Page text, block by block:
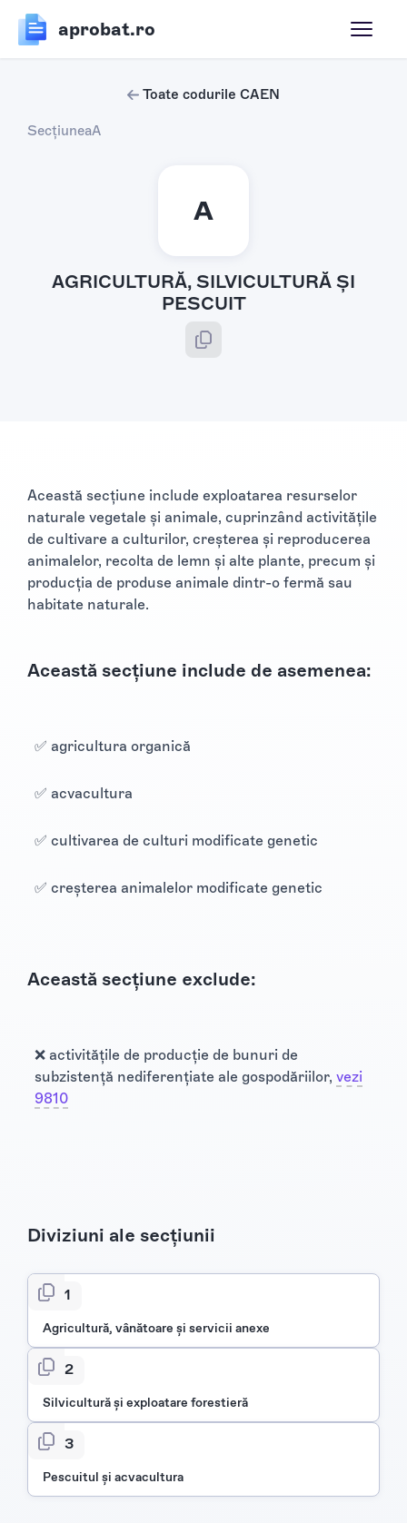
aprobat.ro
Toate codurile CAEN
SecțiuneaA
A
AGRICULTURĂ, SILVICULTURĂ ŞI
PESCUIT
Această secțiune include exploatarea resurselor
naturale vegetale și animale, cuprinzând activitățile
de cultivare a culturilor, creșterea și reproducerea
animalelor, recolta de lemn și alte plante, precum și
producția de produse animale dintr-o fermă sau
habitate naturale.
Această secțiune include de asemenea:
✅ agricultura organică
✅ acvacultura
✅ cultivarea de culturi modificate genetic
✅ creșterea animalelor modificate genetic
Această secțiune exclude:
❌ activitățile de producție de bunuri de
subzistență nediferențiate ale gospodăriilor, vezi
9810
Diviziuni ale secțiunii
01
Agricultură, vânătoare şi servicii anexe
02
Silvicultură şi exploatare forestieră
03
Pescuitul şi acvacultura